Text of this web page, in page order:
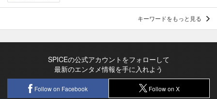
キーワードをもっと見る
SPICEの公式アカウントをフォローして
最新のエンタメ情報を手に入れよう
Follow on Facebook Follow on X